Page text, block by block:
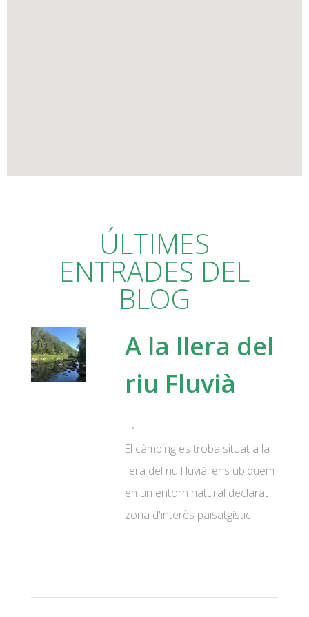
ÚLTIMES
ENTRADES DEL
BLOG
A la llera del
riu Fluvià
El càmping es troba situat a la
llera del riu Fluvià, ens ubiquem
en un entorn natural declarat
zona d'interès paisatgístic.